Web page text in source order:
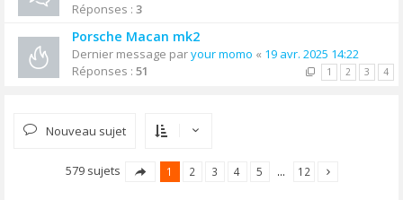
Réponses : 3
Porsche Macan mk2
Dernier message paryour momo « 19 avr. 2025 14:22
Réponses : 51 1 2 3 4
Nouveau sujet
579 sujets 1 2 3 4 5 … 12